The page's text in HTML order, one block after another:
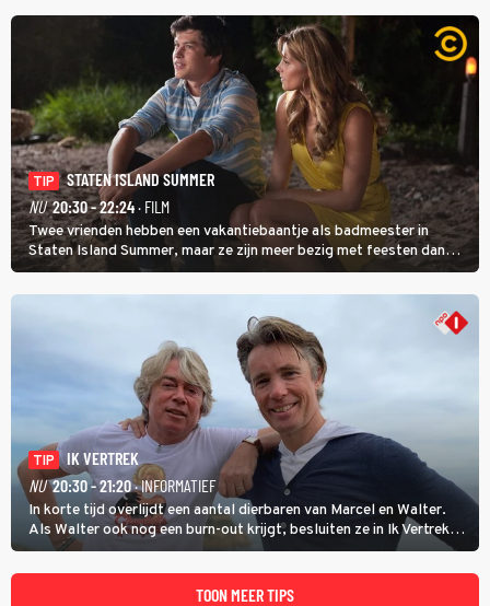
TIP
STATEN ISLAND SUMMER
NU 20:30 - 22:24· FILM
Twee vrienden hebben een vakantiebaantje als badmeester in
Staten Island Summer, maar ze zijn meer bezig met feesten dan
met werken.
TIP
IK VERTREK
NU 20:30 - 21:20· INFORMATIEF
In korte tijd overlijdt een aantal dierbaren van Marcel en Walter.
Als Walter ook nog een burn-out krijgt, besluiten ze in Ik Vertrek
een nieuwe start te maken door een B&B in Spanje te openen, waar
ze een moeizame start beleven. (HH)
TOON MEER TIPS